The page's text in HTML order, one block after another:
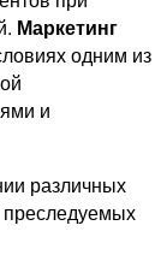
Маркетинг
одним из
и
различных
преследуемых